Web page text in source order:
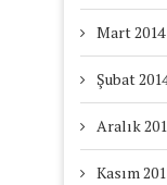
Mart 2014
Şubat
Aralık
Kasım